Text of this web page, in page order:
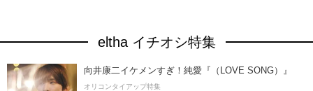
eltha イチオシ特集
向井康二イケメンすぎ！純愛『（LOVE SONG）』
オリコンタイアップ特集